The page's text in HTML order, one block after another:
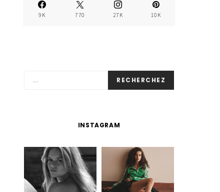
9K 770 27K 10K
RECHERCHEZ
INSTAGRAM